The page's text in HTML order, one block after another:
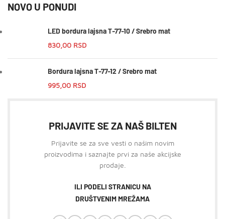
NOVO U PONUDI
LED bordura lajsna T-77-10 / Srebro mat
830,00 RSD
Bordura lajsna T-77-12 / Srebro mat
995,00 RSD
PRIJAVITE SE ZA NAŠ BILTEN
Prijavite se za sve vesti o našim novim
proizvodima i saznajte prvi za naše akcijske
prodaje.
ILI PODELI STRANICU NA
DRUŠTVENIM MREŽAMA